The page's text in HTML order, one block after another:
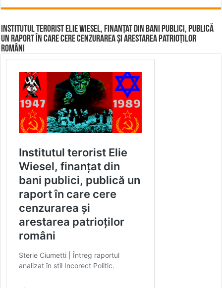
Institutul terorist Elie Wiesel, finanțat din bani publici, publică
un raport în care cere cenzurarea și arestarea patrioților
români